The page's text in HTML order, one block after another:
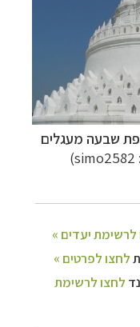
שבעה מעגלים
simo2582)